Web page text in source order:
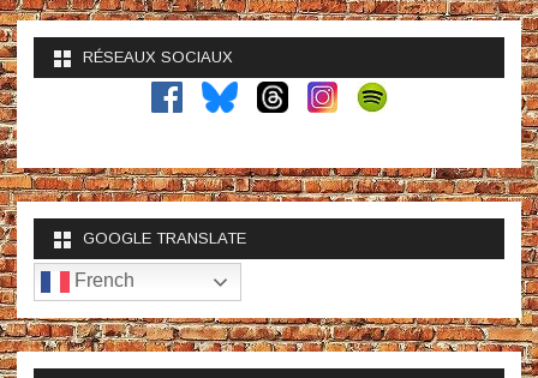
RÉSEAUX SOCIAUX
GOOGLE TRANSLATE
French